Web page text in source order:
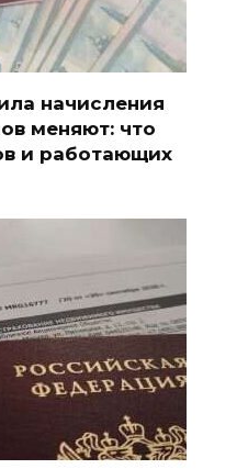
начисления
меняют: что
и работающих